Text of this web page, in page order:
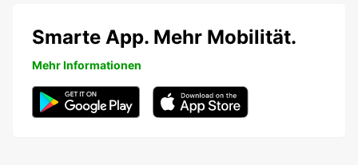
Smarte App. Mehr Mobilität.
Mehr Informationen